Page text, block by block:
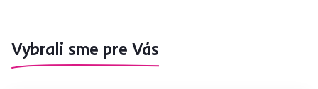
Vybrali sme pre Vás